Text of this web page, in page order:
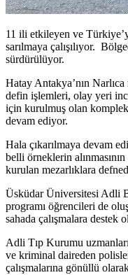
11 ili etkileyen ve
sarılmaya çalışılıyor.
sürdürülüyor.
Hatay Antakya’nın
defin işlemleri, olay yeri
için kurulmuş olan
devam ediyor.
Hala çıkarılmaya devam
belli örneklerin
kurulan mezarlıklara
Üsküdar Üniversitesi Adli
programı öğrencileri de
sahada çalışmalara destek
Adli Tıp Kurumu
ve kriminal daireden
çalışmalarına gönüllü